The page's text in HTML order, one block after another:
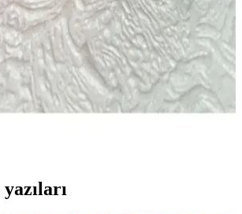
örgü tığının özellikleri ve kullanıcı
bulabilirsiniz. Hangi tığın sizin
keşfedin.
Dikiş İpliği: Dayanıklı ve Çok
İçin Uygun
kaliteli polyester iplikler içerir.